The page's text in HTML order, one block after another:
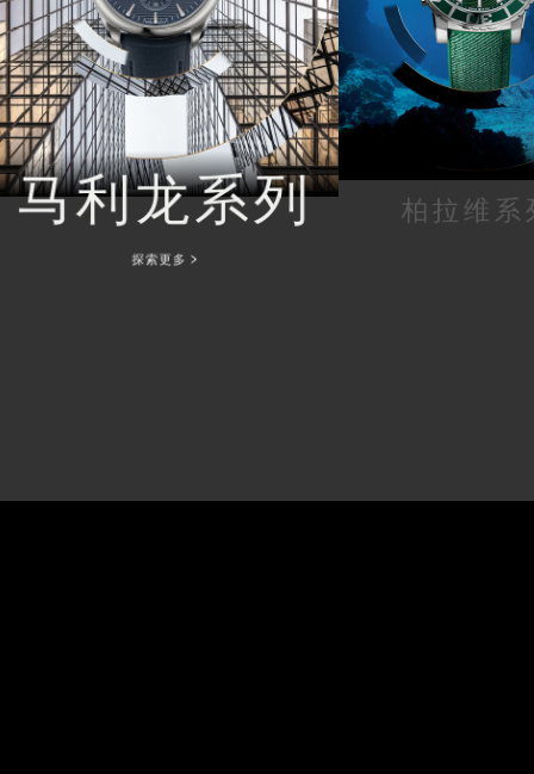
马利龙系列
探索更多
柏拉维系